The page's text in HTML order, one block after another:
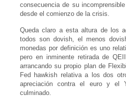
consecuencia de su
desde el comienzo de la crisis.
Queda claro a esta altura de los
todos son dovish, el menos
monedas por definición es uno
pero en inminente retirada de
arrancando su propio plan de
Fed hawkish relativa a los dos
apreciación contra el euro y el
culminado.